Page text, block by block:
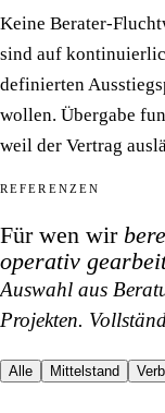
Keine Berater-
sind auf
definierten
wollen. Übergabe
weil der Vertrag
REFERENZEN
Für wen wir
operativ
Auswahl aus
Projekten.
Alle Mittelstand